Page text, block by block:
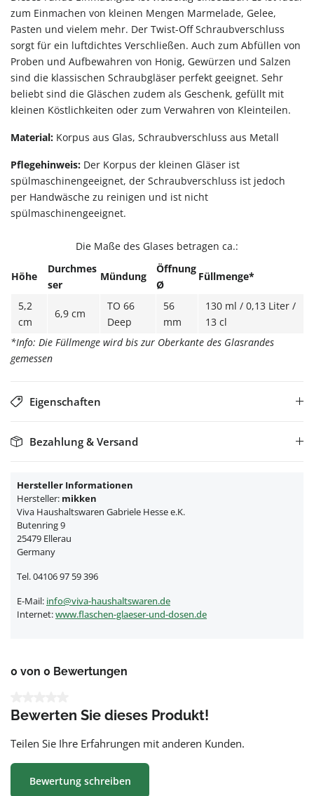
zum Einmachen von kleinen Mengen Marmelade, Gelee,
Pasten und vielem mehr. Der Twist-Off Schraubverschluss
sorgt für ein luftdichtes Verschließen. Auch zum Abfüllen von
Proben und Aufbewahren von Honig, Gewürzen und Salzen
sind die klassischen Schraubgläser perfekt geeignet. Sehr
beliebt sind die Gläschen zudem als Geschenk, gefüllt mit
kleinen Köstlichkeiten oder zum Verwahren von Kleinteilen.
Material: Korpus aus Glas, Schraubverschluss aus Metall
Pflegehinweis: Der Korpus der kleinen Gläser ist
spülmaschinengeeignet, der Schraubverschluss ist jedoch
per Handwäsche zu reinigen und ist nicht
spülmaschinengeeignet.
Die Maße des Glases betragen ca.:
Höhe
Durchmes
ser
Mündung
Öffnung
Ø
Füllmenge*
5,2
cm
6,9 cm
TO 66
Deep
56
mm
130 ml / 0,13 Liter /
13 cl
*Info: Die Füllmenge wird bis zur Oberkante des Glasrandes
gemessen
Eigenschaften
Bezahlung & Versand
Hersteller Informationen
Hersteller: mikken
Viva Haushaltswaren Gabriele Hesse e.K.
Butenring 9
25479 Ellerau
Germany
Tel. 04106 97 59 396
E-Mail: info@viva-haushaltswaren.de
Internet:www.flaschen-glaeser-und-dosen.de
0 von 0 Bewertungen
Bewerten Sie dieses Produkt!
Teilen Sie Ihre Erfahrungen mit anderen Kunden.
Bewertung schreiben